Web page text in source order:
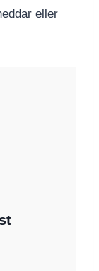
eller